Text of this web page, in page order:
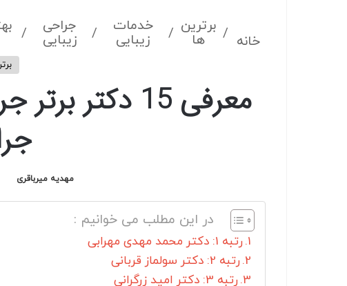
خانه / برترین
ها / خدمات
زیبایی / جراحی
زیبایی /
معرفی 15
مهدیه میرباقری
در این مطلب می خوانیم :
رتبه 1: دکتر محمد مهدی مهرابی
رتبه 2: دکتر سولماز قربانی
رتبه 3: دکتر امید زرگرانی